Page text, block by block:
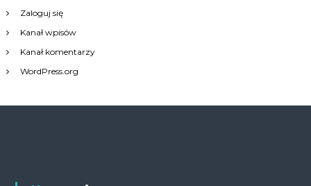
Zaloguj się
Kanał wpisów
Kanał komentarzy
WordPress.org